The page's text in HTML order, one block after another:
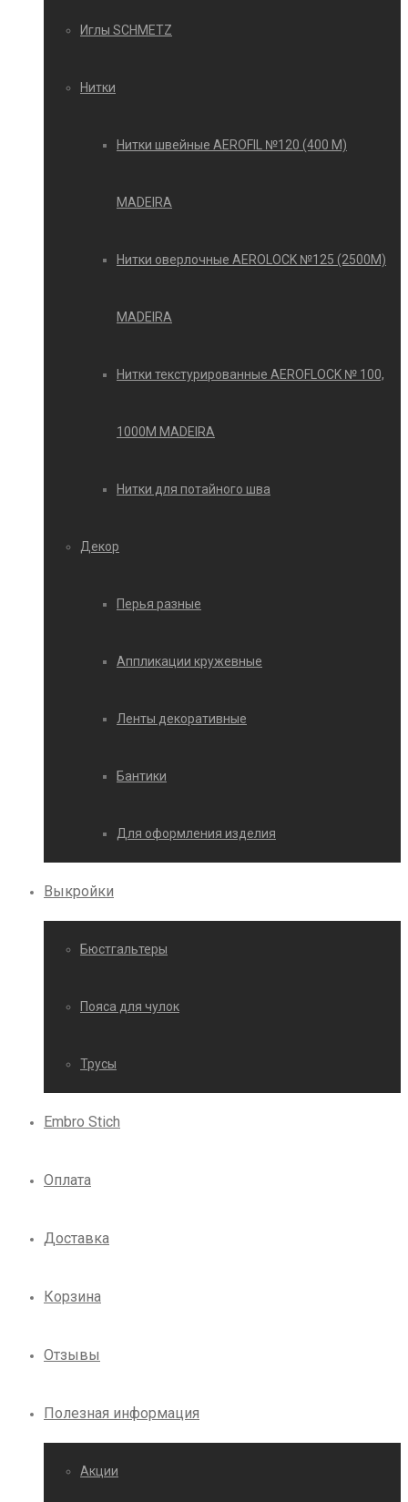
Иглы SCHMETZ
Нитки
Нитки швейные AEROFIL №120 (400 М)
MADEIRA
Нитки оверлочные AEROLOCK №125 (2500М)
MADEIRA
Нитки текстурированные AEROFLOCK № 100,
1000М MADEIRA
Нитки для потайного шва
Декор
Перья разные
Аппликации кружевные
Ленты декоративные
Бантики
Для оформления изделия
Выкройки
Бюстгальтеры
Пояса для чулок
Трусы
Embro Stich
Оплата
Доставка
Корзина
Отзывы
Полезная информация
Акции